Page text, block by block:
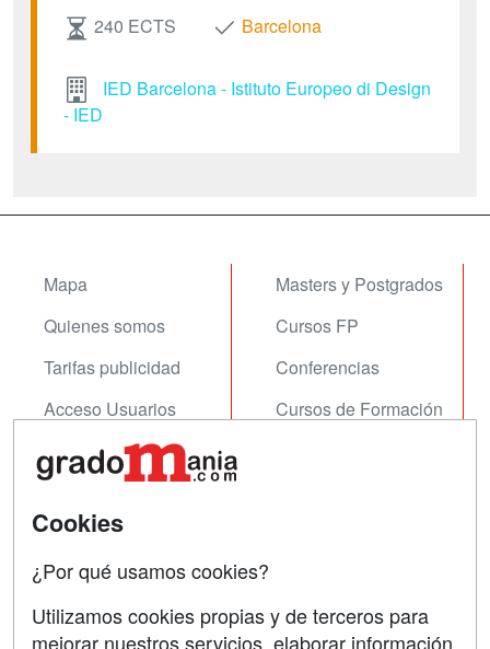
240 ECTS Barcelona
IED Barcelona - Istituto Europeo di Design
- IED
Mapa
Quienes somos
Tarifas publicidad
Acceso Usuarios
Acceso Centros
Masters y Postgrados
Cursos FP
Conferencias
Cursos de Formación
Contactar
Copyleft
Cookies
¿Por qué usamos cookies?
Utilizamos cookies propias y de terceros para
mejorar nuestros servicios, elaborar información